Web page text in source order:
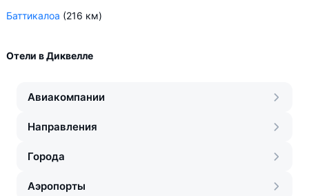
Баттикалоа (216 км)
Отели в Диквелле
Авиакомпании
Направления
Города
Аэропорты